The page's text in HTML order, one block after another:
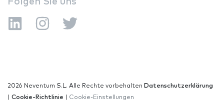
2026 Neventum S.L. Alle Rechte vorbehalten Datenschutzerklärung
Cookie-Richtlinie Cookie-Einstellungen